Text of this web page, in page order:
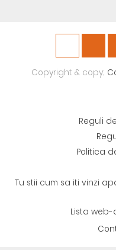
Copyright & copy;
Reguli
Politica
Tu stii cum sa iti vinzi
Lista